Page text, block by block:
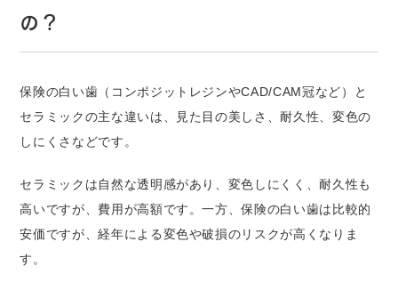
の？
保険の白い歯（コンポジットレジンやCAD/CAM冠など）と
セラミックの主な違いは、見た目の美しさ、耐久性、変色の
しにくさなどです。
セラミックは自然な透明感があり、変色しにくく、耐久性も
高いですが、費用が高額です。一方、保険の白い歯は比較的
安価ですが、経年による変色や破損のリスクが高くなりま
す。